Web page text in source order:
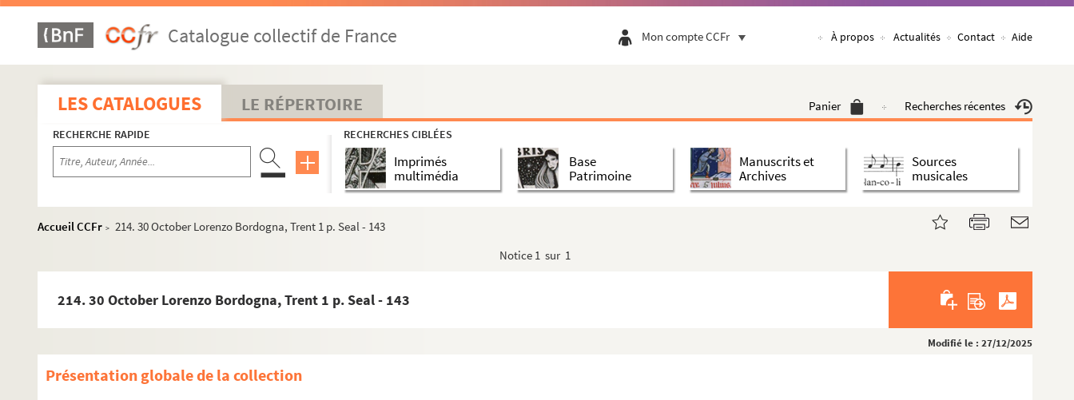
Catalogue collectif de France Mon compte CCFr À propos Actualités Contact Aide
LES CATALOGUES LE RÉPERTOIRE Panier Recherches récentes
RECHERCHE RAPIDE RECHERCHES CIBLÉES
Imprimés
multimédia
Base
Patrimoine
Manuscrits et
Archives
Sources
musicales
Accueil CCFr > 214. 30 October Lorenzo Bordogna, Trent 1 p. Seal - 143
Notice 1 sur 1
214. 30 October Lorenzo Bordogna, Trent 1 p. Seal - 143
Modifié le : 27/12/2025
Présentation globale de la collection
161. 16 November Christopher de Tassis, iugusta 1,5 p. Seal - 100
163. 18 November Draft Granvelle, Innsbruck to de Tassis 1 p - 101
164. 16 November Christopher de Tassis, Augusta 1 p. Seal - 102
166. 13 November Christopher de Tassis, Augusta 2 p. Seal - 104
169. 11 November Christopher de Tassis, Augusta 1 p. Seal - 106
171. 29 October Grineo, Marano 1 p - 108
172. 9 November Draft Granvelle, Innsbruck to Grineo 2,5 pp - 109
183. 3 November Simon Watsch to Cardinal of Trent German 1,5 pp. Seal - 116
190. 10 October Jacom o Pirovano, Milan 1 p - 122